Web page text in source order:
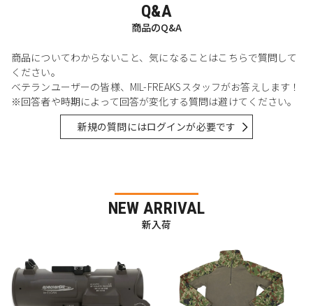
Q&A
商品のQ&A
商品についてわからないこと、気になることはこちらで質問して
ください。
ベテランユーザーの皆様、MIL-FREAKSスタッフがお答えします！
※回答者や時期によって回答が変化する質問は避けてください。
新規の質問にはログインが必要です
NEW ARRIVAL
新入荷